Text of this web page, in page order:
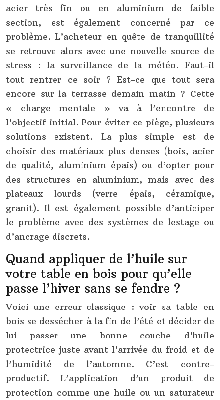
acier très fin ou en aluminium de faible
section, est également concerné par ce
problème. L’acheteur en quête de tranquillité
se retrouve alors avec une nouvelle source de
stress : la surveillance de la météo. Faut-il
tout rentrer ce soir ? Est-ce que tout sera
encore sur la terrasse demain matin ? Cette
« charge mentale » va à l’encontre de
l’objectif initial. Pour éviter ce piège, plusieurs
solutions existent. La plus simple est de
choisir des matériaux plus denses (bois, acier
de qualité, aluminium épais) ou d’opter pour
des structures en aluminium, mais avec des
plateaux lourds (verre épais, céramique,
granit). Il est également possible d’anticiper
le problème avec des systèmes de lestage ou
d’ancrage discrets.
Quand appliquer de l’huile sur
votre table en bois pour qu’elle
passe l’hiver sans se fendre ?
Voici une erreur classique : voir sa table en
bois se dessécher à la fin de l’été et décider de
lui passer une bonne couche d’huile
protectrice juste avant l’arrivée du froid et de
l’humidité de l’automne. C’est contre-
productif. L’application d’un produit de
protection comme une huile ou un saturateur